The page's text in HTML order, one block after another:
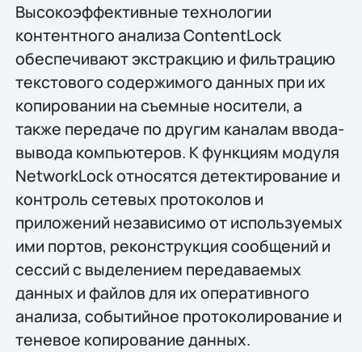
Высокоэффективные технологии
контентного анализа ContentLock
обеспечивают экстракцию и фильтрацию
текстового содержимого данных при их
копировании на съемные носители, а
также передаче по другим каналам ввода-
вывода компьютеров. К функциям модуля
NetworkLock относятся детектирование и
контроль сетевых протоколов и
приложений независимо от используемых
ими портов, реконструкция сообщений и
сессий с выделением передаваемых
данных и файлов для их оперативного
анализа, событийное протоколирование и
теневое копирование данных.